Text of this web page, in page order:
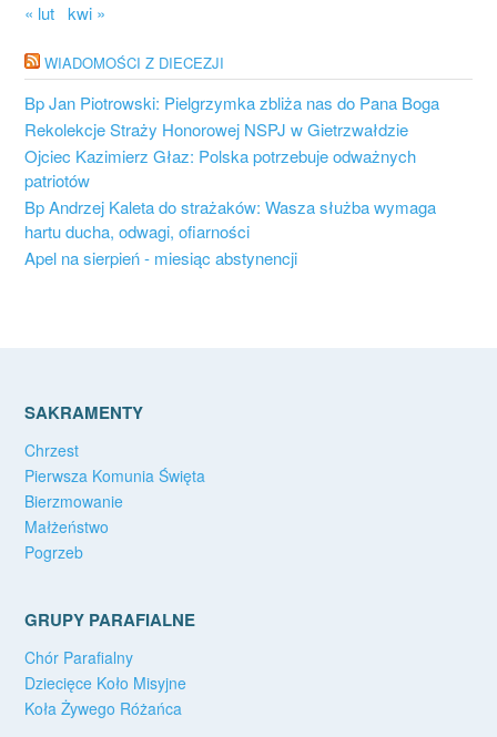
« lut kwi »
WIADOMOŚCI Z DIECEZJI
Bp Jan Piotrowski: Pielgrzymka zbliża nas do Pana Boga
Rekolekcje Straży Honorowej NSPJ w Gietrzwałdzie
Ojciec Kazimierz Głaz: Polska potrzebuje odważnych
patriotów
Bp Andrzej Kaleta do strażaków: Wasza służba wymaga
hartu ducha, odwagi, ofiarności
Apel na sierpień - miesiąc abstynencji
SAKRAMENTY
Chrzest
Pierwsza Komunia Święta
Bierzmowanie
Małżeństwo
Pogrzeb
GRUPY PARAFIALNE
Chór Parafialny
Dziecięce Koło Misyjne
Koła Żywego Różańca